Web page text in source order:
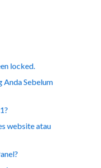
locked.
Sebelum
website atau